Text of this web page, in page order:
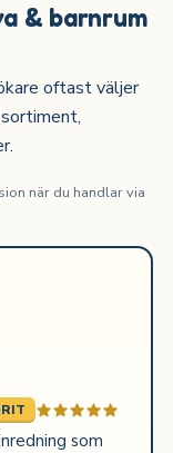
& barnrum
oftast väljer
när du handlar via
som